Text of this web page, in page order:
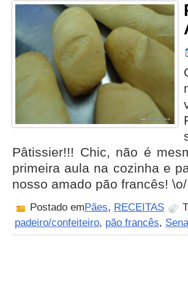
Pâtissier!!! Chic, não é
primeira aula na cozinha e
nosso amado pão francês!
Postado emPães, RECEITAS
padeiro/confeiteiro, pão francês,